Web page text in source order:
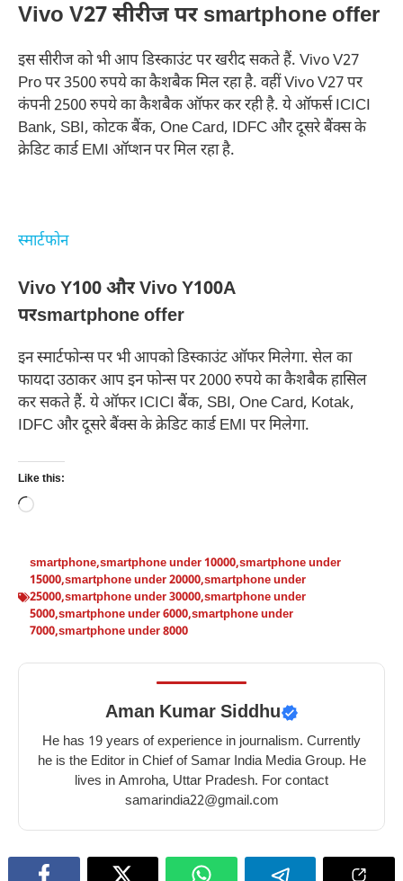
Vivo V27 सीरीज पर smartphone offer
इस सीरीज को भी आप डिस्काउंट पर खरीद सकते हैं. Vivo V27
Pro पर 3500 रुपये का कैशबैक मिल रहा है. वहीं Vivo V27 पर
कंपनी 2500 रुपये का कैशबैक ऑफर कर रही है. ये ऑफर्स ICICI
Bank, SBI, कोटक बैंक, One Card, IDFC और दूसरे बैंक्स के
क्रेडिट कार्ड EMI ऑप्शन पर मिल रहा है.
स्मार्टफोन
Vivo Y100 और Vivo Y100A
परsmartphone offer
इन स्मार्टफोन्स पर भी आपको डिस्काउंट ऑफर मिलेगा. सेल का
फायदा उठाकर आप इन फोन्स पर 2000 रुपये का कैशबैक हासिल
कर सकते हैं. ये ऑफर ICICI बैंक, SBI, One Card, Kotak,
IDFC और दूसरे बैंक्स के क्रेडिट कार्ड EMI पर मिलेगा.
Like this:
Loading…
smartphone,smartphone under 10000,smartphone under
15000,smartphone under 20000,smartphone under
25000,smartphone under 30000,smartphone under
5000,smartphone under 6000,smartphone under
7000,smartphone under 8000
Aman Kumar Siddhu
He has 19 years of experience in journalism. Currently
he is the Editor in Chief of Samar India Media Group. He
lives in Amroha, Uttar Pradesh. For contact
samarindia22@gmail.com